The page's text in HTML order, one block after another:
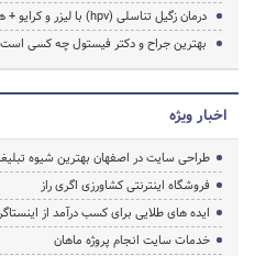
درمان زگیل تناسلی (hpv) با لیزر و کرایو + هزینه
بهترین جراح و دکتر فیستول چه کسی
اخبار ویژه
طراحی سایت در اصفهان بهترین شیوه
فروشگاه اینترنتی کشاورزی اگری راز
ایده های طلایی برای کسب درآمد از
خدمات سایت انجام پروژه ماهان